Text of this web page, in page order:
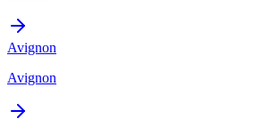
Avignon
Avignon